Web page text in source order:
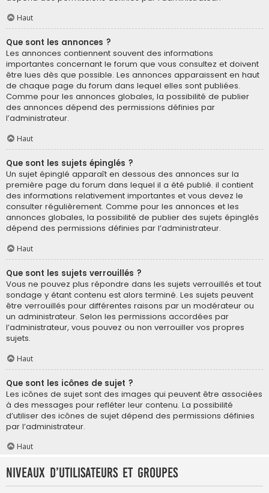
Haut
Que sont les annonces ?
Les annonces contiennent souvent des informations
importantes concernant le forum que vous consultez et doivent
être lues dès que possible. Les annonces apparaissent en haut
de chaque page du forum dans lequel elles sont publiées.
Comme pour les annonces globales, la possibilité de publier
des annonces dépend des permissions définies par
l’administrateur.
Haut
Que sont les sujets épinglés ?
Un sujet épinglé apparaît en dessous des annonces sur la
première page du forum dans lequel il a été publié. il contient
des informations relativement importantes et vous devez le
consulter régulièrement. Comme pour les annonces et les
annonces globales, la possibilité de publier des sujets épinglés
dépend des permissions définies par l’administrateur.
Haut
Que sont les sujets verrouillés ?
Vous ne pouvez plus répondre dans les sujets verrouillés et tout
sondage y étant contenu est alors terminé. Les sujets peuvent
être verrouillés pour différentes raisons par un modérateur ou
un administrateur. Selon les permissions accordées par
l’administrateur, vous pouvez ou non verrouiller vos propres
sujets.
Haut
Que sont les icônes de sujet ?
Les icônes de sujet sont des images qui peuvent être associées
à des messages pour refléter leur contenu. La possibilité
d’utiliser des icônes de sujet dépend des permissions définies
par l’administrateur.
Haut
Niveaux d’utilisateurs et groupes